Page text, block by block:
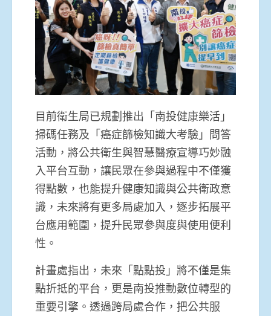
目前衛生局已規劃推出「南投健康樂活」
掃碼任務及「癌症篩檢知識大考驗」問答
活動，將公共衛生與智慧醫療宣導巧妙融
入平台互動，讓民眾在參與過程中不僅獲
得點數，也能提升健康知識與公共衛政意
識，未來將有更多局處加入，逐步拓展平
台應用範圍，提升民眾參與度與使用便利
性。
計畫處指出，未來「點點投」將不僅是集
點折抵的平台，更是南投推動數位轉型的
重要引擎。透過跨局處合作，把公共服